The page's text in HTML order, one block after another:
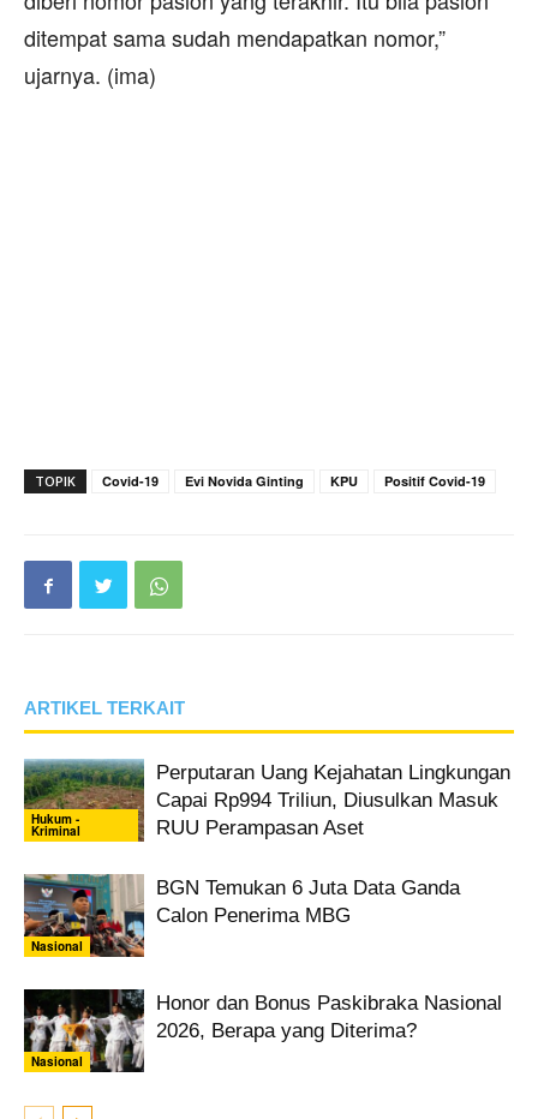
ditempat sama sudah mendapatkan nomor,”
ujarnya. (ima)
TOPIK Covid-19 Evi Novida Ginting KPU Positif Covid-19
ARTIKEL TERKAIT
Hukum -
Kriminal
Perputaran Uang Kejahatan Lingkungan
Capai Rp994 Triliun, Diusulkan Masuk
RUU Perampasan Aset
Nasional
BGN Temukan 6 Juta Data Ganda
Calon Penerima MBG
Nasional
Honor dan Bonus Paskibraka Nasional
2026, Berapa yang Diterima?